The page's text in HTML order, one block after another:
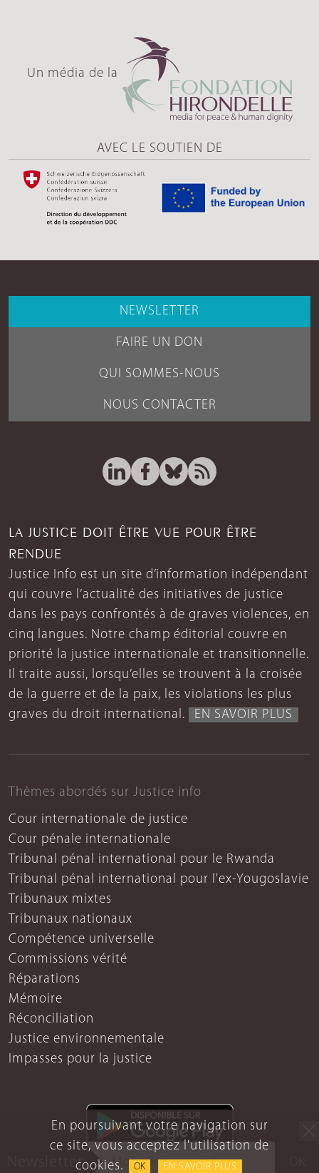
En poursuivant votre navigation sur
ce site, vous acceptez l'utilisation de
cookies.
OK EN SAVOIR PLUS
Un média de la
AVEC LE SOUTIEN DE
NEWSLETTER
FAIRE UN DON
QUI SOMMES-NOUS
NOUS CONTACTER
LA JUSTICE DOIT ÊTRE VUE POUR ÊTRE
RENDUE
Justice Info est un site d’information indépendant
qui couvre l’actualité des initiatives de justice
dans les pays confrontés à de graves violences, en
cinq langues. Notre champ éditorial couvre en
priorité la justice internationale et transitionnelle.
Il traite aussi, lorsqu’elles se trouvent à la croisée
de la guerre et de la paix, les violations les plus
graves du droit international.
EN SAVOIR PLUS
Thèmes abordés sur Justice info
Cour internationale de justice
Cour pénale internationale
Tribunal pénal international pour le Rwanda
Tribunal pénal international pour l'ex-Yougoslavie
Tribunaux mixtes
Tribunaux nationaux
Compétence universelle
Commissions vérité
Réparations
Mémoire
Réconciliation
Justice environnementale
Impasses pour la justice
Newsletter